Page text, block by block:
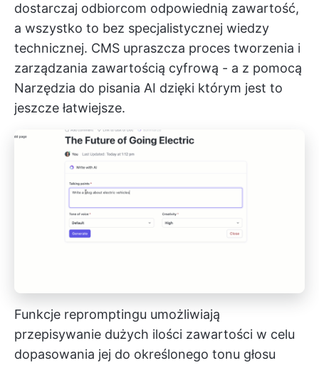
dostarczaj odbiorcom odpowiednią zawartość,
a wszystko to bez specjalistycznej wiedzy
technicznej. CMS upraszcza proces tworzenia i
zarządzania zawartością cyfrową - a z pomocą
Narzędzia do pisania AI dzięki którym jest to
jeszcze łatwiejsze.
Funkcje repromptingu umożliwiają
przepisywanie dużych ilości zawartości w celu
dopasowania jej do określonego tonu głosu